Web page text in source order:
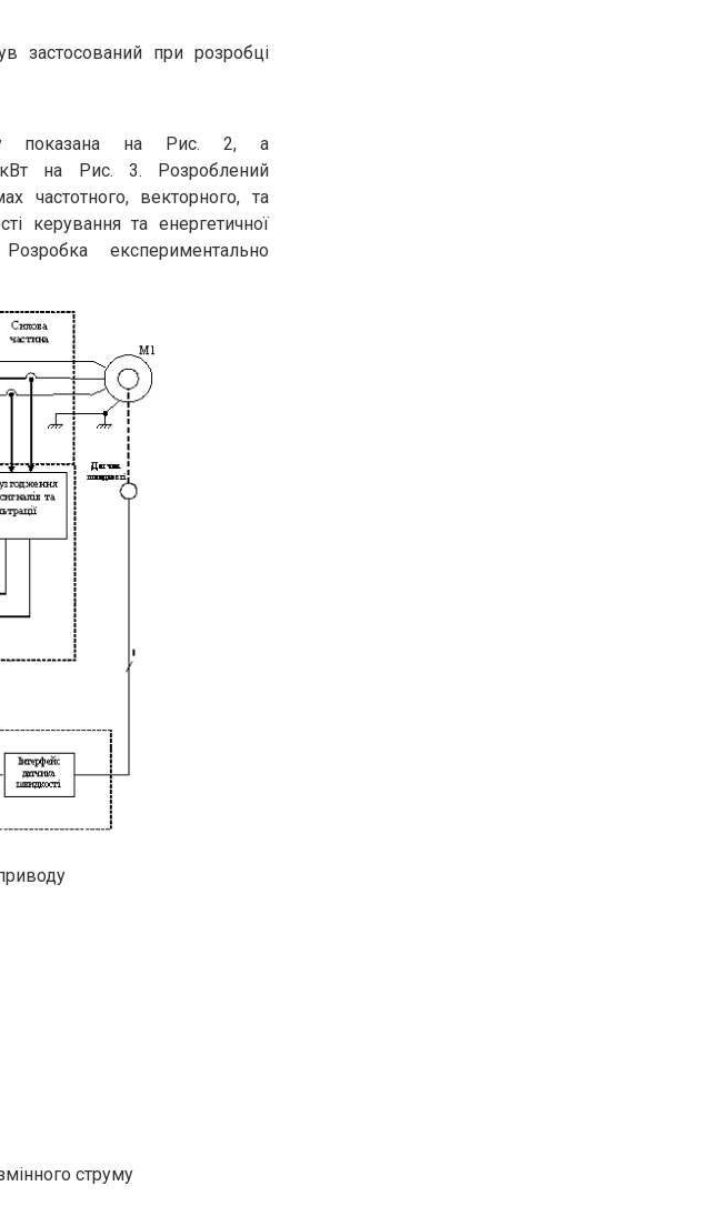
застосований при розробці
показана на Рис. 2, а
кВт на Рис. 3. Розроблений
частотного, векторного, та
керування та енергетичної
експериментально
струму